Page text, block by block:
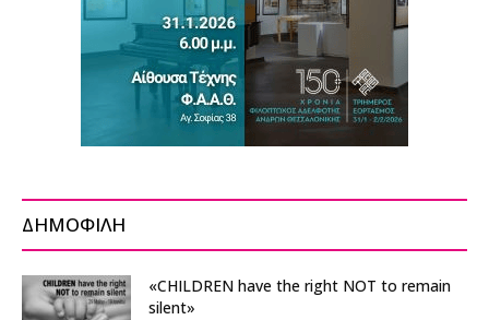
ΔΗΜΟΦΙΛΗ
«CHILDREN have the right NOT to remain
silent»